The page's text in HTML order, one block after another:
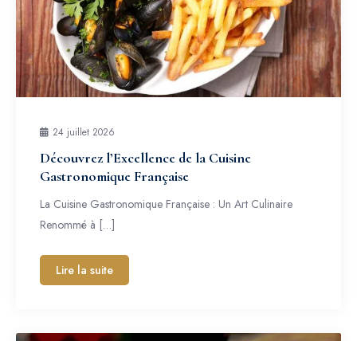
24 juillet 2026
Découvrez l’Excellence de la Cuisine
Gastronomique Française
La Cuisine Gastronomique Française : Un Art Culinaire
Renommé à […]
Lire la suite